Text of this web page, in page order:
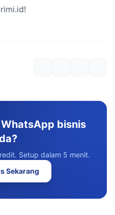
bisnis
Setup dalam 5 menit.
Sekarang